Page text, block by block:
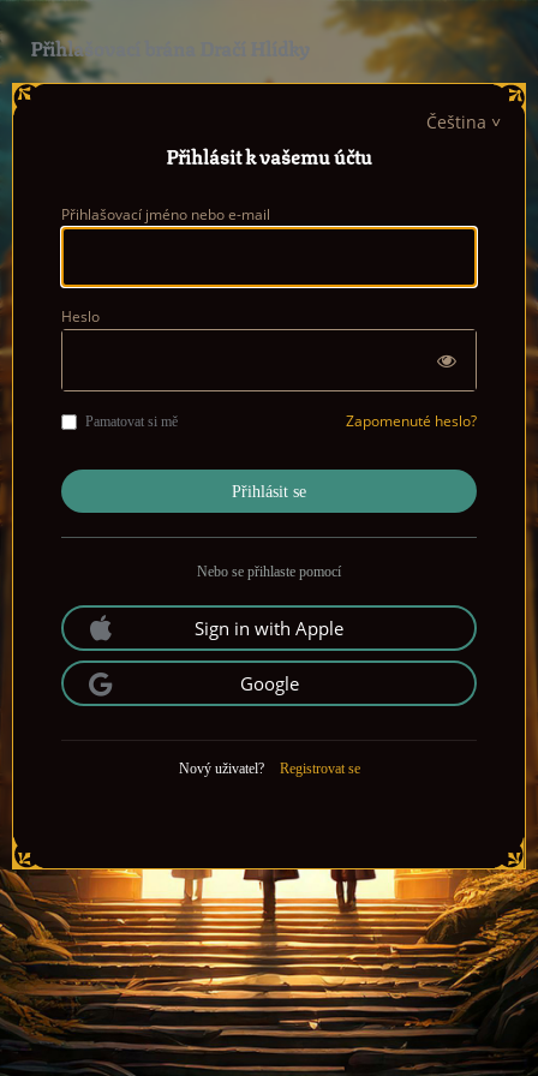
Přihlašovací brána Dračí Hlídky
Čeština
Přihlásit k vašemu účtu
Přihlašovací jméno nebo e-mail
Heslo
Pamatovat si mě Zapomenuté heslo?
Nebo se přihlaste pomocí
Sign in with Apple
Google
Nový uživatel? Registrovat se